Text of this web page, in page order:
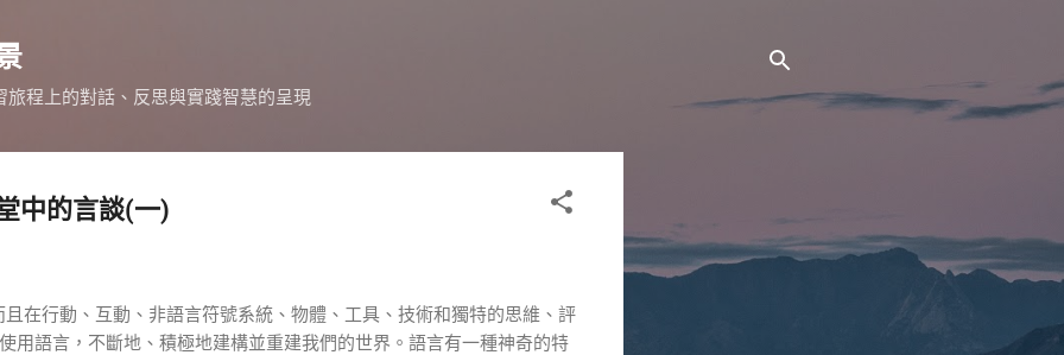
程上的對話、反思與實踐智慧的呈現
中的言談(一)
在行動、互動、非語言符號系統、物體、工具、技術和獨特的思維、評
用語言，不斷地、積極地建構並重建我們的世界。語言有一種神奇的特